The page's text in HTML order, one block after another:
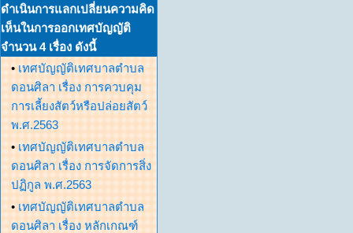
ดำเนินการแลกเปลี่ยนความคิด
เห็นในการออกเทศบัญญัติ
จำนวน 4 เรื่อง ดังนี้
• เทศบัญญัติเทศบาลตำบล
ดอนศิลา เรื่อง การควบคุม
การเลี้ยงสัตว์หรือปล่อยสัตว์
พ.ศ.2563
• เทศบัญญัติเทศบาลตำบล
ดอนศิลา เรื่อง การจัดการสิ่ง
ปฏิกูล พ.ศ.2563
• เทศบัญญัติเทศบาลตำบล
ดอนศิลา เรื่อง หลักเกณฑ์